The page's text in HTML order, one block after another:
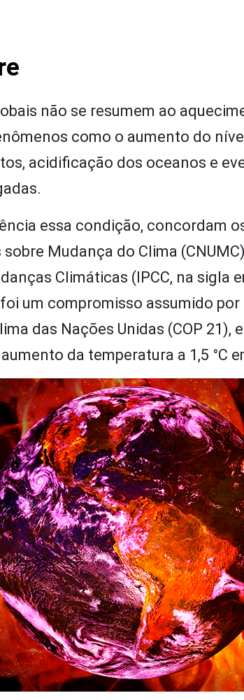
não se resumem ao
como o aumento do
acidificação dos oceanos e
essa condição, concordam
Mudança do Clima
Climáticas (IPCC, na sigla
um compromisso assumido
das Nações Unidas (COP 21),
da temperatura a 1,5 °C